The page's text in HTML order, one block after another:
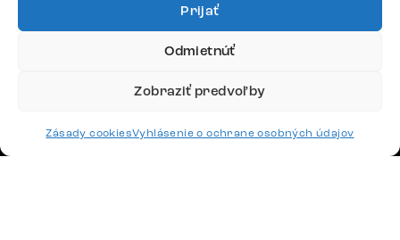
Prijať
Odmietnúť
Zobraziť predvoľby
Zásady cookiesVyhlásenie o ochrane osobných údajov
Platby